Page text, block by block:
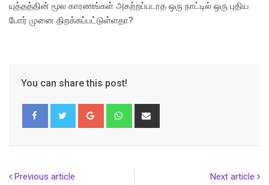
யுத்தத்தின் மூல காரணங்கள் அகற்றப்படாத ஒரு நாட்டில் ஒரு புதிய
போர் முனை திறக்கப்பட்டுள்ளதா?
You can share this post!
Google+ Whatsapp
Previous article Next article